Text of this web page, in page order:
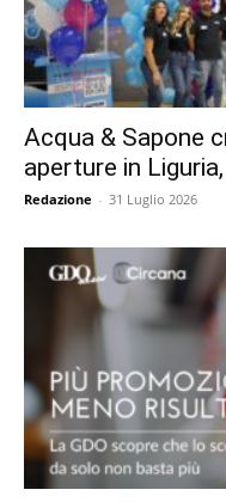
Acqua & Sapone
aperture in
Redazione - 31 Luglio 2026